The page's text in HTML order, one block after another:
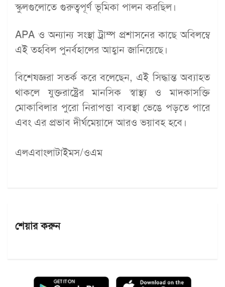
স্কুলগুলোতে গুরুত্বপূর্ণ ভূমিকা পালন করছিল।
APA ও অন্যান্য সংস্থা ট্রাম্প প্রশাসনের কাছে অবিলম্বে
এই তহবিল পুনর্বহালের আহ্বান জানিয়েছে।
বিশেষজ্ঞরা সতর্ক করে বলেছেন, এই সিদ্ধান্ত অব্যাহত
থাকলে যুক্তরাষ্ট্রের মানসিক স্বাস্থ্য ও মাদকাসক্তি
মোকাবিলার পুরো নিরাপত্তা ব্যবস্থা ভেঙে পড়তে পারে
এবং এর প্রভাব দীর্ঘমেয়াদে আরও ভয়াবহ হবে।
এলএবাংলাটাইমস/ওএম
শেয়ার করুন